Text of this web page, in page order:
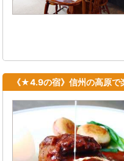
《★4.9の宿》信州の高原で